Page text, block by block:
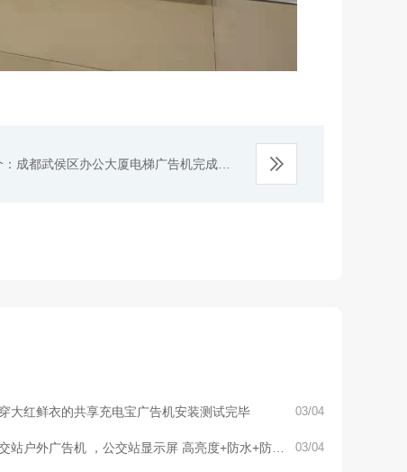
成都武侯区办公大厦电梯广告机完成安
大红鲜衣的共享充电宝广告机安装测试完毕 03/04
站户外广告机 ，公交站显示屏 高亮度+防水+防潮 03/04